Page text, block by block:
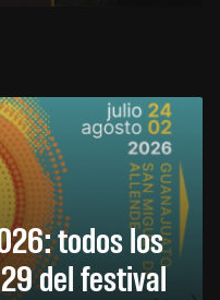
todos los
del festival